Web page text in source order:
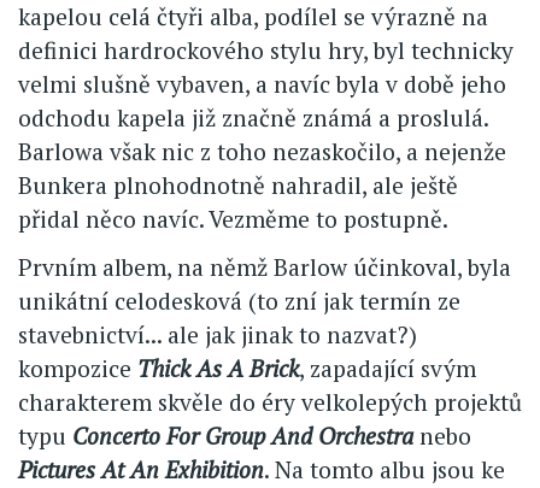
kapelou celá čtyři alba, podílel se výrazně na
definici hardrockového stylu hry, byl technicky
velmi slušně vybaven, a navíc byla v době jeho
odchodu kapela již značně známá a proslulá.
Barlowa však nic z toho nezaskočilo, a nejenže
Bunkera plnohodnotně nahradil, ale ještě
přidal něco navíc. Vezměme to postupně.
Prvním albem, na němž Barlow účinkoval, byla
unikátní celodesková (to zní jak termín ze
stavebnictví... ale jak jinak to nazvat?)
kompozice Thick As A Brick, zapadající svým
charakterem skvěle do éry velkolepých projektů
typu Concerto For Group And Orchestranebo
Pictures At An Exhibition. Na tomto albu jsou ke